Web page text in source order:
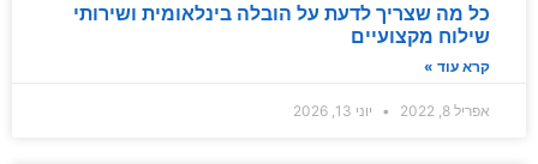
כל מה שצריך לדעת על הובלה בינלאומית ושירותי
שילוח מקצועיים
קרא עוד »
אפריל 8, 2022 יוני 13, 2026